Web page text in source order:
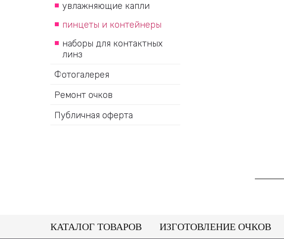
увлажняющие капли
пинцеты и контейнеры
наборы для контактных
линз
Фотогалерея
Ремонт очков
Публичная оферта
КАТАЛОГ ТОВАРОВ ИЗГОТОВЛЕНИЕ ОЧКОВ